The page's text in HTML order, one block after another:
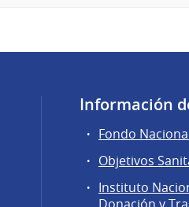
Información
Fondo
Objetivos
Instituto